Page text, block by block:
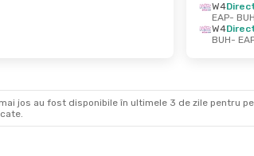
W4
EAP- BUH
W4
BUH-
jos au fost disponibile în ultimele 3 de zile pentru